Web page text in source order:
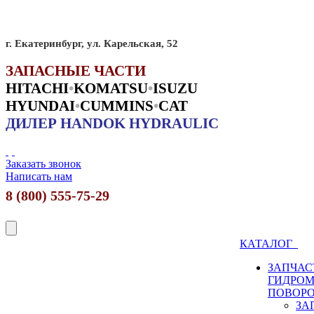
г. Екатеринбург, ул. Карельская, 52
ЗАПАСНЫЕ ЧАСТИ
HITACHI•KOMATSU•ISUZU
HYUNDAI•CUMMINS•CAT
ДИЛЕР HANDOK HYDRAULIC
Заказать звонок
Написать нам
8 (800) 555-75-29
КАТАЛОГ